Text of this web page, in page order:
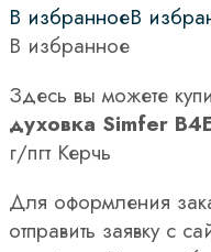
В избранноеВ
В избранное
Здесь вы можете
духовка Simfer
г/пгт Керчь
Для оформления
отправить заявку с